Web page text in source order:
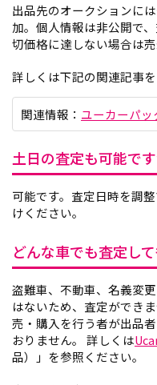
出品先のオークションに
加。個人情報は非公開で
切価格に達しない場合は
詳しくは下記の関連記事を
関連情報： ユーカーパッ
土日の査定も可能で
可能です。査定日時を調
けください。
どんな車でも査定し
盗難車、不動車、名義変
はないため、査定ができ
売・購入を行う者が出品
おりません。 詳しくは
品）」を参照ください。